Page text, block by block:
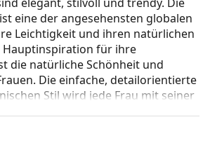
eine der angesehensten globalen
Leichtigkeit und ihren natürlichen
Hauptinspiration für ihre
die natürliche Schönheit und
Die einfache, detailorientierte
Stil wird jede Frau mit seiner
52